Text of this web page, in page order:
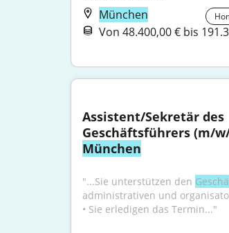
München
Von 48.400,00 € bis
Assistent/Sekretär des
München
"...Sie unterstützen den
administrativen und
• Sie erledigen das Termin..."